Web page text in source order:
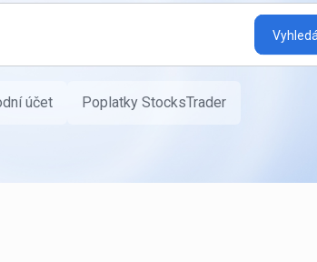
účet Poplatky StocksTrader